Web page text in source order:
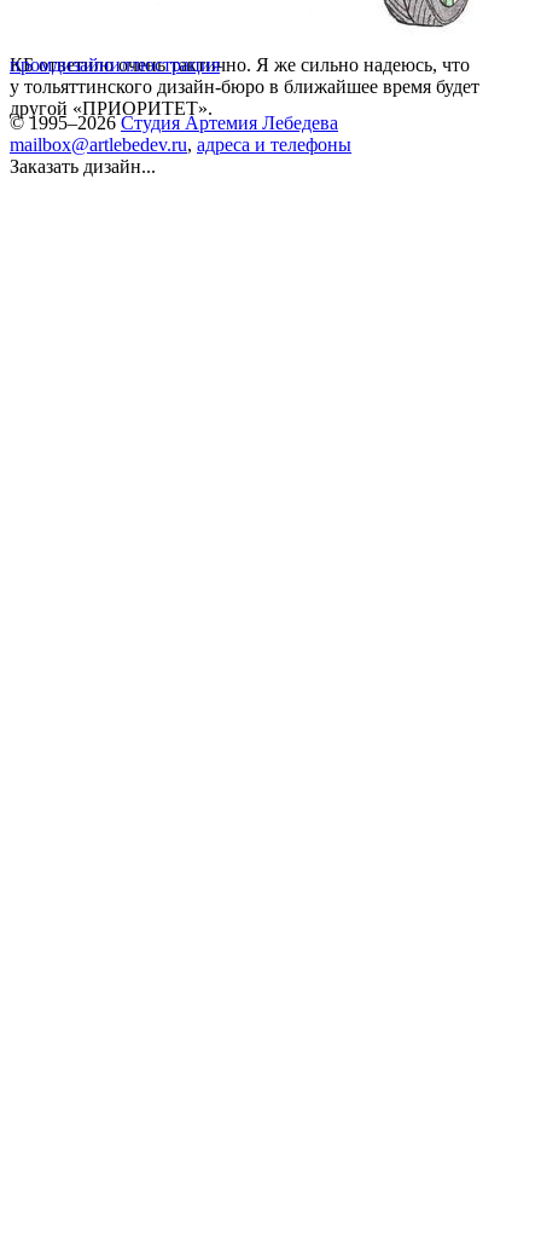
КБ ответило очень тактично. Я же сильно надеюсь, что
у тольяттинского дизайн-бюро в ближайшее время будет
другой «ПРИОРИТЕТ».
промдизайниллюстрация
© 1995–2026 Студия Артемия Лебедева
mailbox@artlebedev.ru, адреса и телефоны
Заказать дизайн...